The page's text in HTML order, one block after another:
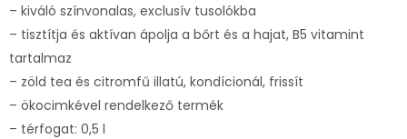
– kiváló színvonalas, exclusív tusolókba
– tisztítja és aktívan ápolja a bőrt és a hajat, B5 vitamint
tartalmaz
– zöld tea és citromfű illatú, kondícionál, frissít
– ökocimkével rendelkező termék
– térfogat: 0,5 l